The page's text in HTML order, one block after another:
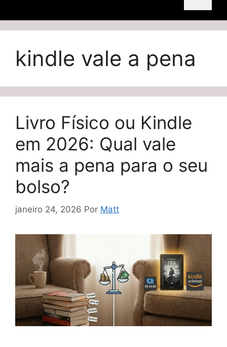
kindle vale a pena
Livro Físico ou Kindle
em 2026: Qual vale
mais a pena para o seu
bolso?
janeiro 24, 2026 Por Matt